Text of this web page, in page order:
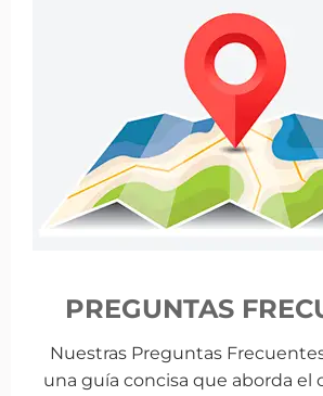
PREGUNTAS
Nuestras Preguntas
una guía concisa que aborda el